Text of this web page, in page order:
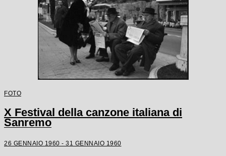
FOTO
X Festival della canzone italiana di
Sanremo
26 GENNAIO 1960 - 31 GENNAIO 1960